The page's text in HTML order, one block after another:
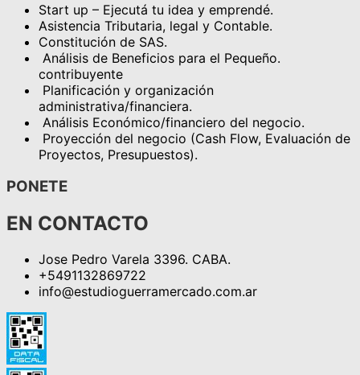
Start up – Ejecutá tu idea y emprendé.
Asistencia Tributaria, legal y Contable.
Constitución de SAS.
Análisis de Beneficios para el Pequeño.
contribuyente
Planificación y organización
administrativa/financiera.
Análisis Económico/financiero del negocio.
Proyección del negocio (Cash Flow, Evaluación de
Proyectos, Presupuestos).
PONETE
EN CONTACTO
Jose Pedro Varela 3396. CABA.
+5491132869722
info@estudioguerramercado.com.ar